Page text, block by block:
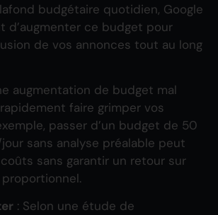
budgétaire quotidien, Google
d’augmenter ce budget pour
de vos annonces tout au long
augmentation de budget mal
faire grimper vos
passer d’un budget de 50
sans analyse préalable peut
sans garantir un retour sur
: Selon une étude de